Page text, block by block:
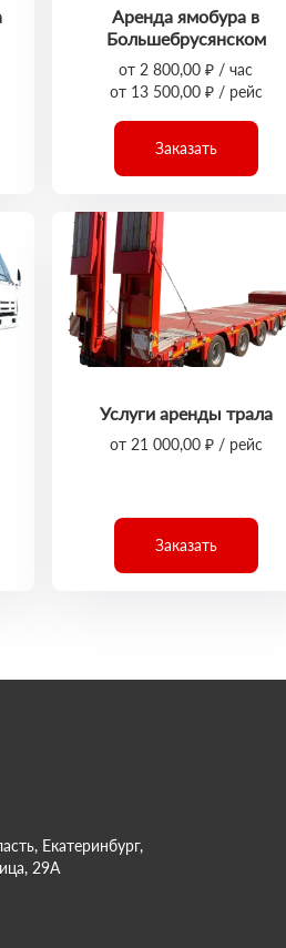
Аренда ямобура в
Большебрусянском
от 2 800,00 ₽ / час
от 13 500,00 ₽ / рейс
Заказать
Услуги аренды трала
от 21 000,00 ₽ / рейс
Заказать
Екатеринбург,
29А